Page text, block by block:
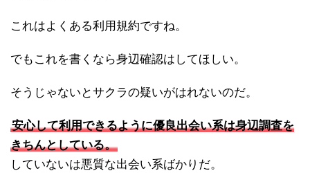
これはよくある利用規約ですね。
でもこれを書くなら身辺確認はしてほしい。
そうじゃないとサクラの疑いがはれないのだ。
安心して利用できるように優良出会い系は身辺調査を
きちんとしている。
していないは悪質な出会い系ばかりだ。